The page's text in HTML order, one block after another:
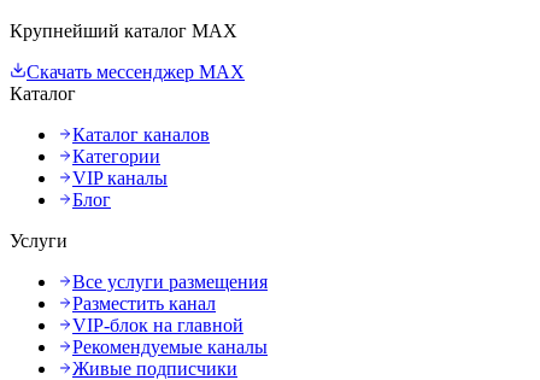
Крупнейший каталог MAX
Скачать мессенджер MAX
Каталог
Каталог каналов
Категории
VIP каналы
Блог
Услуги
Все услуги размещения
Разместить канал
VIP-блок на главной
Рекомендуемые каналы
Живые подписчики